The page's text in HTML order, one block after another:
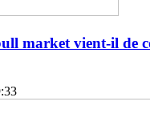
market vient-il de